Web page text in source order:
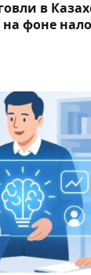
в
фоне